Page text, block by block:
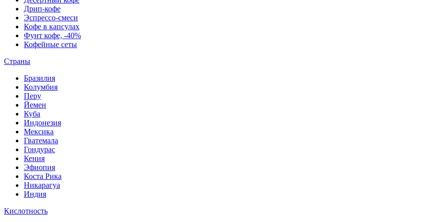
Дрип-кофе
Эспрессо-смеси
Кофе в капсулах
Фунт кофе, -40%
Кофейные сеты
Страны
Бразилия
Колумбия
Перу
Йемен
Куба
Индонезия
Мексика
Гватемала
Гондурас
Кения
Эфиопия
Коста Рика
Никарагуа
Индия
Кислотность